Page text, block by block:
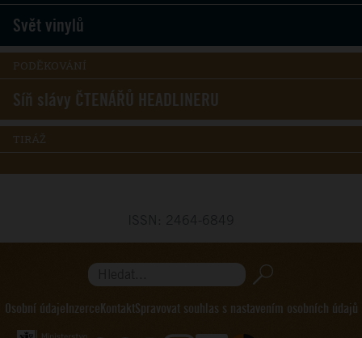
Svět vinylů
PODĚKOVÁNÍ
Síň slávy ČTENÁŘŮ HEADLINERU
TIRÁŽ
Hledat...
Osobní údajeInzerceKontaktSpravovat souhlas s nastavením osobních údajů